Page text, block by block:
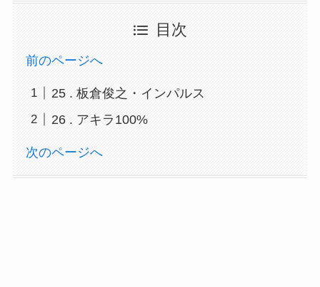
目次
前のページへ
25 . 板倉俊之・インパルス
26 . アキラ100%
次のページへ